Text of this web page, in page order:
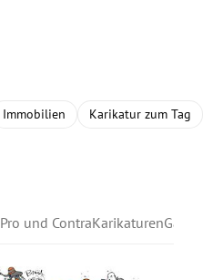
Immobilien Karikatur zum Tag
Pro und ContraKarikaturen